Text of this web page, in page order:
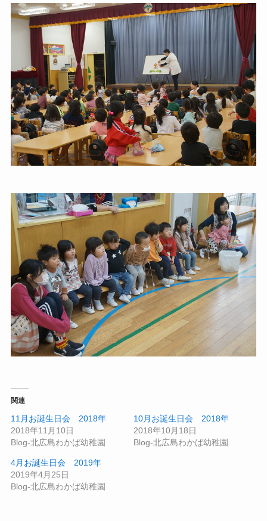
関連
11月お誕生日会 2018年
2018年11月10日
Blog-北広島わかば幼稚園
10月お誕生日会 2018年
2018年10月18日
Blog-北広島わかば幼稚園
4月お誕生日会 2019年
2019年4月25日
Blog-北広島わかば幼稚園